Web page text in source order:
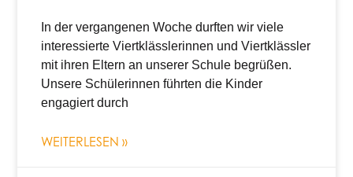
In der vergangenen Woche durften wir viele
interessierte Viertklässlerinnen und Viertklässler
mit ihren Eltern an unserer Schule begrüßen.
Unsere Schülerinnen führten die Kinder
engagiert durch
WEITERLESEN »